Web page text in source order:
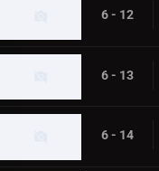
6 - 12
6 - 13
6 - 14